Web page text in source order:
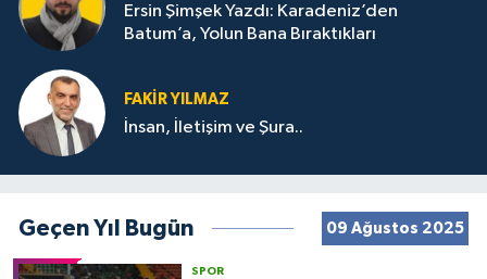
Ersin Şimşek Yazdı: Karadeniz’den
Batum’a, Yolun Bana Bıraktıkları
FAKIR YILMAZ
İnsan, İletişim ve Şura..
Geçen Yıl Bugün 09 Ağustos 2025
SPOR